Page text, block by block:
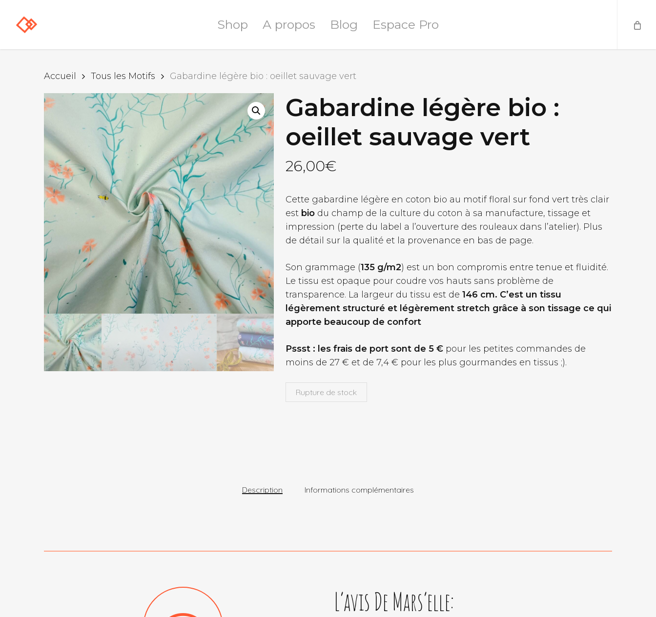
main
content
Shop A propos Blog Espace Pro
Accueil Tous les Motifs Gabardine légère bio : oeillet sauvage vert
Gabardine légère bio :
oeillet sauvage vert
26,00€
Cette gabardine légère en coton bio au motif floral sur fond vert très clair
est biodu champ de la culture du coton à sa manufacture, tissage et
impression (perte du label a l’ouverture des rouleaux dans l’atelier). Plus
de détail sur la qualité et la provenance en bas de page.
Son grammage (135 g/m2) est un bon compromis entre tenue et fluidité.
Le tissu est opaque pour coudre vos hauts sans problème de
transparence. La largeur du tissu est de 146 cm. C’est un tissu
légèrement structuré et légèrement stretch grâce à son tissage ce qui
apporte beaucoup de confort
Pssst : les frais de port sont de 5 €pour les petites commandes de
moins de 27 € et de 7,4 € pour les plus gourmandes en tissus ;).
Rupture de stock
Description Informations complémentaires
L’avis De Mars’elle: